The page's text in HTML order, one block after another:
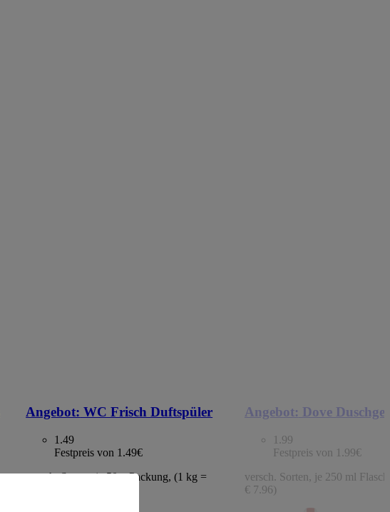
Angebot: WC Frisch Duftspüler
1.49
Festpreis von 1.49€
versch. Sorten, je 50 g Packung, (1 kg =
Angebot: Dove Duschgel
1.99
Festpreis von 1.99€
versch. Sorten, je 250 ml
€ 7.96)